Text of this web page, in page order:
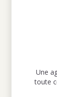
Une
toute